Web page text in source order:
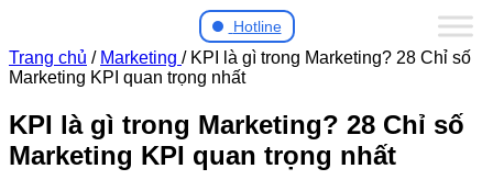
Hotline
Trang chủ / Marketing / KPI là gì trong Marketing? 28 Chỉ số
Marketing KPI quan trọng nhất
KPI là gì trong Marketing? 28 Chỉ số
Marketing KPI quan trọng nhất